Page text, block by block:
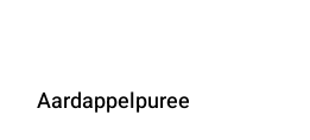
Aardappelpuree